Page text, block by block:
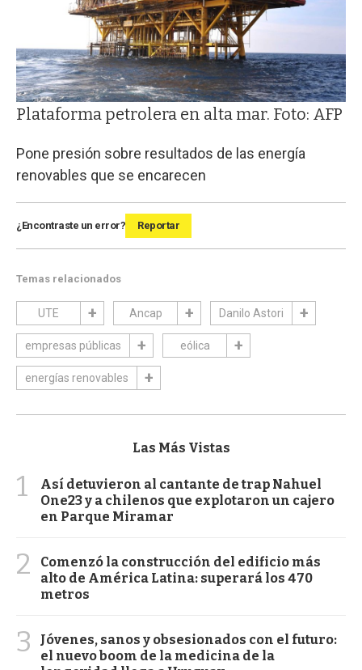
Plataforma petrolera en alta mar. Foto: AFP
Pone presión sobre resultados de las energía
renovables que se encarecen
¿Encontraste un error? Reportar
Temas relacionados
UTE Ancap Danilo Astori
empresas públicas eólica
energías renovables
Las Más Vistas
1
Así detuvieron al cantante de trap Nahuel
One23 y a chilenos que explotaron un cajero
en Parque Miramar
2
Comenzó la construcción del edificio más
alto de América Latina: superará los 470
metros
3
Jóvenes, sanos y obsesionados con el futuro:
el nuevo boom de la medicina de la